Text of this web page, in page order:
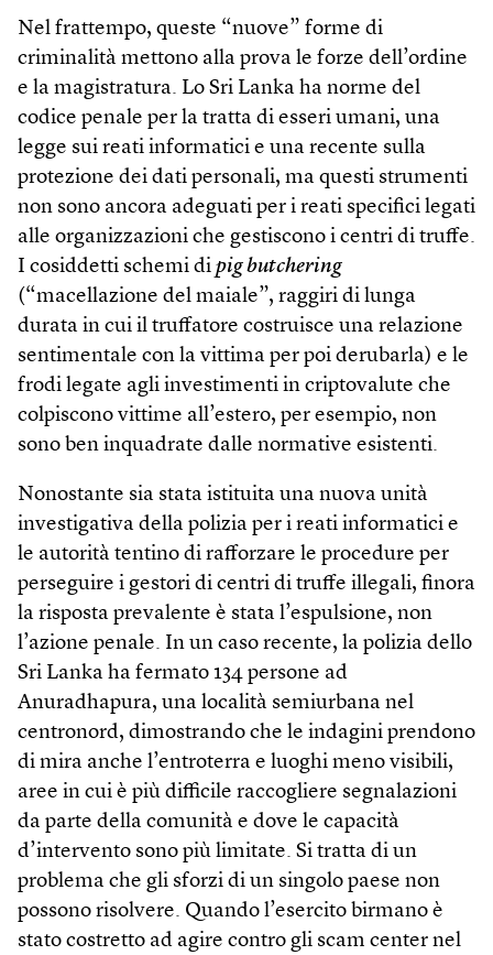
Nel frattempo, queste “nuove” forme di
criminalità mettono alla prova le forze dell’ordine
e la magistratura. Lo Sri Lanka ha norme del
codice penale per la tratta di esseri umani, una
legge sui reati informatici e una recente sulla
protezione dei dati personali, ma questi strumenti
non sono ancora adeguati per i reati specifici legati
alle organizzazioni che gestiscono i centri di truffe.
I cosiddetti schemi di pig butchering
(“macellazione del maiale”, raggiri di lunga
durata in cui il truffatore costruisce una relazione
sentimentale con la vittima per poi derubarla) e le
frodi legate agli investimenti in criptovalute che
colpiscono vittime all’estero, per esempio, non
sono ben inquadrate dalle normative esistenti.
Nonostante sia stata istituita una nuova unità
investigativa della polizia per i reati informatici e
le autorità tentino di rafforzare le procedure per
perseguire i gestori di centri di truffe illegali, finora
la risposta prevalente è stata l’espulsione, non
l’azione penale. In un caso recente, la polizia dello
Sri Lanka ha fermato 134 persone ad
Anuradhapura, una località semiurbana nel
centronord, dimostrando che le indagini prendono
di mira anche l’entroterra e luoghi meno visibili,
aree in cui è più difficile raccogliere segnalazioni
da parte della comunità e dove le capacità
d’intervento sono più limitate. Si tratta di un
problema che gli sforzi di un singolo paese non
possono risolvere. Quando l’esercito birmano è
stato costretto ad agire contro gli scam center nel